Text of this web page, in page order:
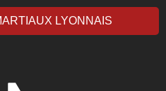
LYONNAIS